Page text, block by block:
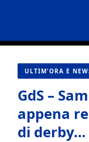
contenuto
ULTIM'ORA E
GdS –
appena
di derby…